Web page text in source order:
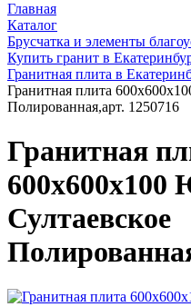
Главная
Каталог
Брусчатка и элементы
Купить гранит в
Гранитная плита в
Гранитная плита
Полированная,арт. 1250716
Гранитная
Султаевское